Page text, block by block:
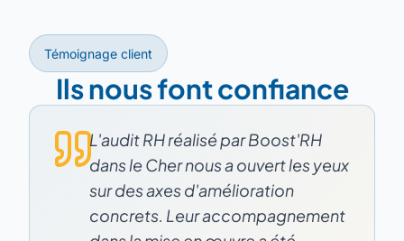
Témoignage client
Ils nous font confiance
L'audit RH réalisé par Boost'RH
dans le Cher nous a ouvert les yeux
sur des axes d'amélioration
concrets. Leur accompagnement